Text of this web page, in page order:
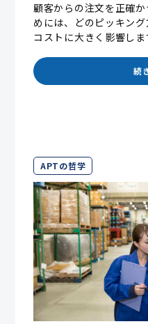
顧客からの注文を正確
めには、どのピッキン
コストに大きく影響し
続
APTの哲学